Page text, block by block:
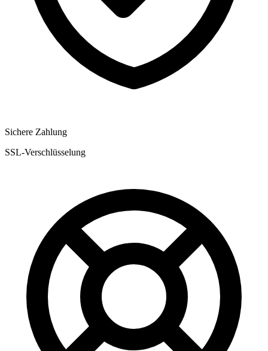
Sichere Zahlung
SSL-Verschlüsselung